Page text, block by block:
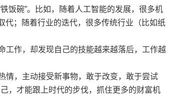
饭碗”。比如，随着人工智能的发展，很多机
代；随着行业的迭代，很多传统行业（比如纸
工作，却发现自己的技能越来越落后，工作越
情，主动接受新事物，敢于改变，敢于尝试
，才能跟上时代的步伐，抓住更多的财富机